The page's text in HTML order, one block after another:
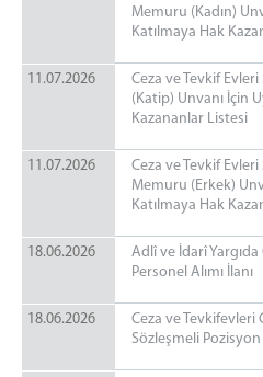
Memuru (Kadın)
Katılmaya Hak
11.07.2026
Ceza ve Tevkif
(Katip) Unvanı İçin
Kazananlar Listesi
11.07.2026
Ceza ve Tevkif
Memuru (Erkek)
Katılmaya Hak
18.06.2026
Adlî ve İdarî Yargıda
Personel Alımı İlanı
18.06.2026
Ceza ve
Sözleşmeli Pozisyon